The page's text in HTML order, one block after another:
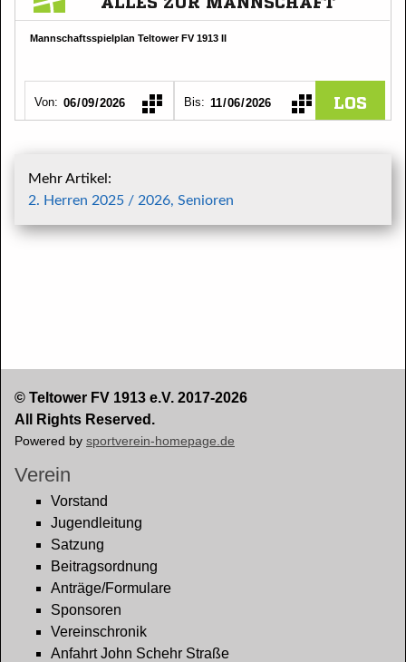
Mehr Artikel:
2. Herren 2025 / 2026, Senioren
© Teltower FV 1913 e.V. 2017-2026
All Rights Reserved.
Powered by sportverein-homepage.de
Verein
Vorstand
Jugendleitung
Satzung
Beitragsordnung
Anträge/Formulare
Sponsoren
Vereinschronik
Anfahrt John Schehr Straße